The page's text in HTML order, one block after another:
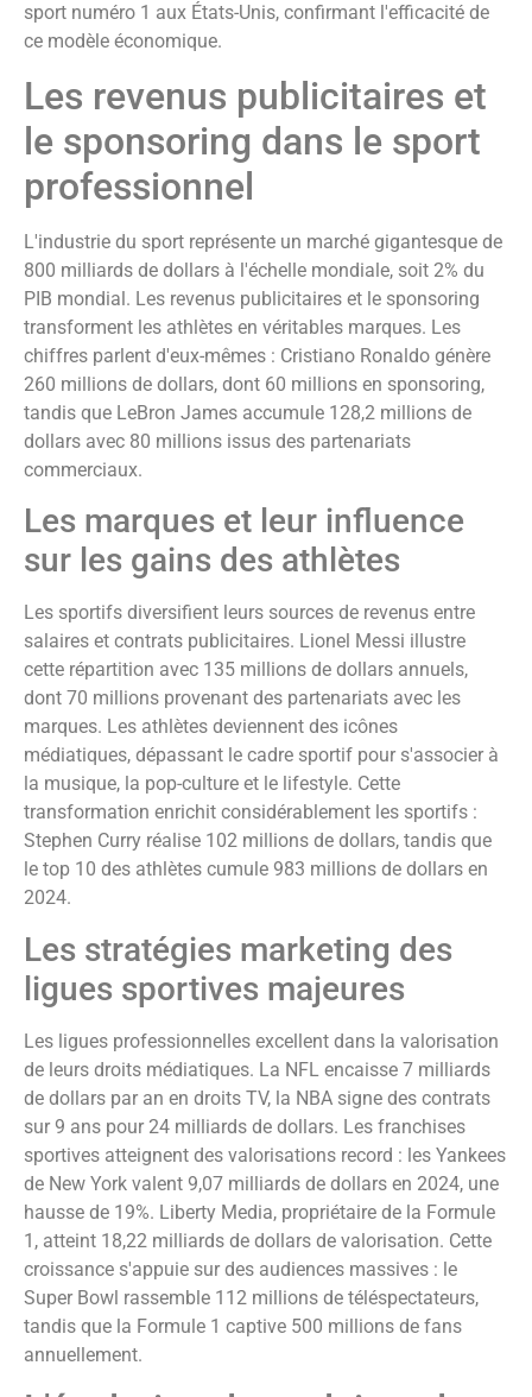
sport numéro 1 aux États-Unis, confirmant l'efficacité de
ce modèle économique.
Les revenus publicitaires et
le sponsoring dans le sport
professionnel
L'industrie du sport représente un marché gigantesque de
800 milliards de dollars à l'échelle mondiale, soit 2% du
PIB mondial. Les revenus publicitaires et le sponsoring
transforment les athlètes en véritables marques. Les
chiffres parlent d'eux-mêmes : Cristiano Ronaldo génère
260 millions de dollars, dont 60 millions en sponsoring,
tandis que LeBron James accumule 128,2 millions de
dollars avec 80 millions issus des partenariats
commerciaux.
Les marques et leur influence
sur les gains des athlètes
Les sportifs diversifient leurs sources de revenus entre
salaires et contrats publicitaires. Lionel Messi illustre
cette répartition avec 135 millions de dollars annuels,
dont 70 millions provenant des partenariats avec les
marques. Les athlètes deviennent des icônes
médiatiques, dépassant le cadre sportif pour s'associer à
la musique, la pop-culture et le lifestyle. Cette
transformation enrichit considérablement les sportifs :
Stephen Curry réalise 102 millions de dollars, tandis que
le top 10 des athlètes cumule 983 millions de dollars en
2024.
Les stratégies marketing des
ligues sportives majeures
Les ligues professionnelles excellent dans la valorisation
de leurs droits médiatiques. La NFL encaisse 7 milliards
de dollars par an en droits TV, la NBA signe des contrats
sur 9 ans pour 24 milliards de dollars. Les franchises
sportives atteignent des valorisations record : les Yankees
de New York valent 9,07 milliards de dollars en 2024, une
hausse de 19%. Liberty Media, propriétaire de la Formule
1, atteint 18,22 milliards de dollars de valorisation. Cette
croissance s'appuie sur des audiences massives : le
Super Bowl rassemble 112 millions de téléspectateurs,
tandis que la Formule 1 captive 500 millions de fans
annuellement.